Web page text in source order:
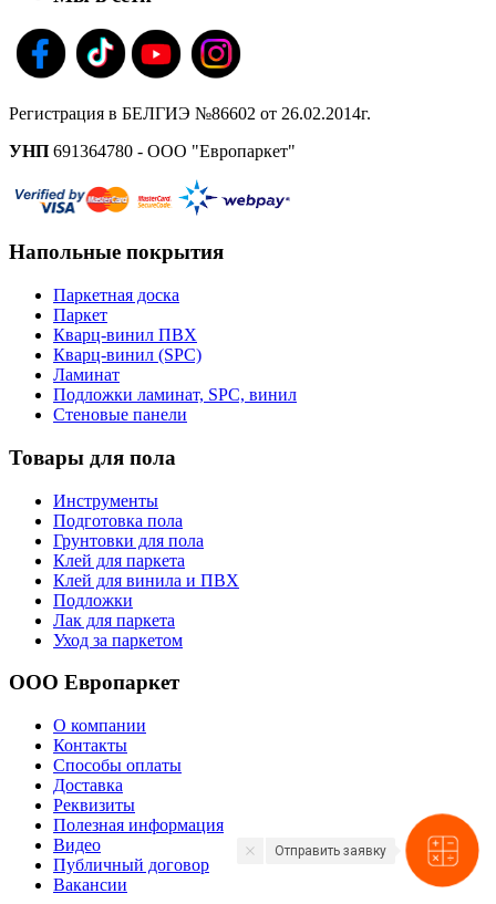
Регистрация в БЕЛГИЭ №86602 от 26.02.2014г.
УНП 691364780 - ООО "Европаркет"
Напольные покрытия
Паркетная доска
Паркет
Кварц-винил ПВХ
Кварц-винил (SPC)
Ламинат
Подложки ламинат, SPC, винил
Стеновые панели
Товары для пола
Инструменты
Подготовка пола
Грунтовки для пола
Клей для паркета
Клей для винила и ПВХ
Подложки
Лак для паркета
Уход за паркетом
ООО Европаркет
О компании
Контакты
Способы оплаты
Доставка
Реквизиты
Полезная информация
Видео
Публичный договор
Вакансии
Отправить заявку